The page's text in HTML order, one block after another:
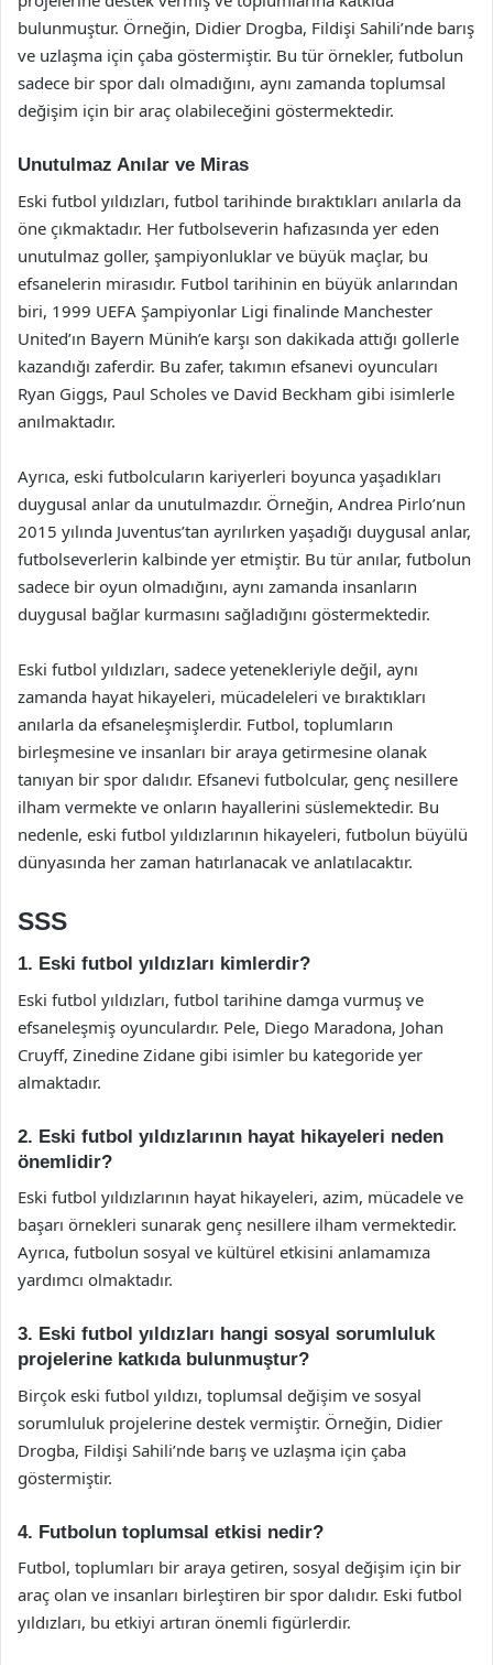
bulunmuştur. Örneğin, Didier Drogba, Fildişi Sahili’nde barış
ve uzlaşma için çaba göstermiştir. Bu tür örnekler, futbolun
sadece bir spor dalı olmadığını, aynı zamanda toplumsal
değişim için bir araç olabileceğini göstermektedir.
Unutulmaz Anılar ve Miras
Eski futbol yıldızları, futbol tarihinde bıraktıkları anılarla da
öne çıkmaktadır. Her futbolseverin hafızasında yer eden
unutulmaz goller, şampiyonluklar ve büyük maçlar, bu
efsanelerin mirasıdır. Futbol tarihinin en büyük anlarından
biri, 1999 UEFA Şampiyonlar Ligi finalinde Manchester
United’ın Bayern Münih’e karşı son dakikada attığı gollerle
kazandığı zaferdir. Bu zafer, takımın efsanevi oyuncuları
Ryan Giggs, Paul Scholes ve David Beckham gibi isimlerle
anılmaktadır.
Ayrıca, eski futbolcuların kariyerleri boyunca yaşadıkları
duygusal anlar da unutulmazdır. Örneğin, Andrea Pirlo’nun
2015 yılında Juventus’tan ayrılırken yaşadığı duygusal anlar,
futbolseverlerin kalbinde yer etmiştir. Bu tür anılar, futbolun
sadece bir oyun olmadığını, aynı zamanda insanların
duygusal bağlar kurmasını sağladığını göstermektedir.
Eski futbol yıldızları, sadece yetenekleriyle değil, aynı
zamanda hayat hikayeleri, mücadeleleri ve bıraktıkları
anılarla da efsaneleşmişlerdir. Futbol, toplumların
birleşmesine ve insanları bir araya getirmesine olanak
tanıyan bir spor dalıdır. Efsanevi futbolcular, genç nesillere
ilham vermekte ve onların hayallerini süslemektedir. Bu
nedenle, eski futbol yıldızlarının hikayeleri, futbolun büyülü
dünyasında her zaman hatırlanacak ve anlatılacaktır.
SSS
1. Eski futbol yıldızları kimlerdir?
Eski futbol yıldızları, futbol tarihine damga vurmuş ve
efsaneleşmiş oyunculardır. Pele, Diego Maradona, Johan
Cruyff, Zinedine Zidane gibi isimler bu kategoride yer
almaktadır.
2. Eski futbol yıldızlarının hayat hikayeleri neden
önemlidir?
Eski futbol yıldızlarının hayat hikayeleri, azim, mücadele ve
başarı örnekleri sunarak genç nesillere ilham vermektedir.
Ayrıca, futbolun sosyal ve kültürel etkisini anlamamıza
yardımcı olmaktadır.
3. Eski futbol yıldızları hangi sosyal sorumluluk
projelerine katkıda bulunmuştur?
Birçok eski futbol yıldızı, toplumsal değişim ve sosyal
sorumluluk projelerine destek vermiştir. Örneğin, Didier
Drogba, Fildişi Sahili’nde barış ve uzlaşma için çaba
göstermiştir.
4. Futbolun toplumsal etkisi nedir?
Futbol, toplumları bir araya getiren, sosyal değişim için bir
araç olan ve insanları birleştiren bir spor dalıdır. Eski futbol
yıldızları, bu etkiyi artıran önemli figürlerdir.